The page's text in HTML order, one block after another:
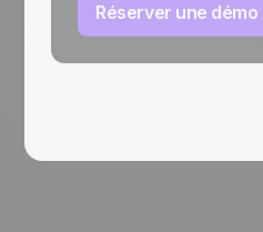
Réserver une démo